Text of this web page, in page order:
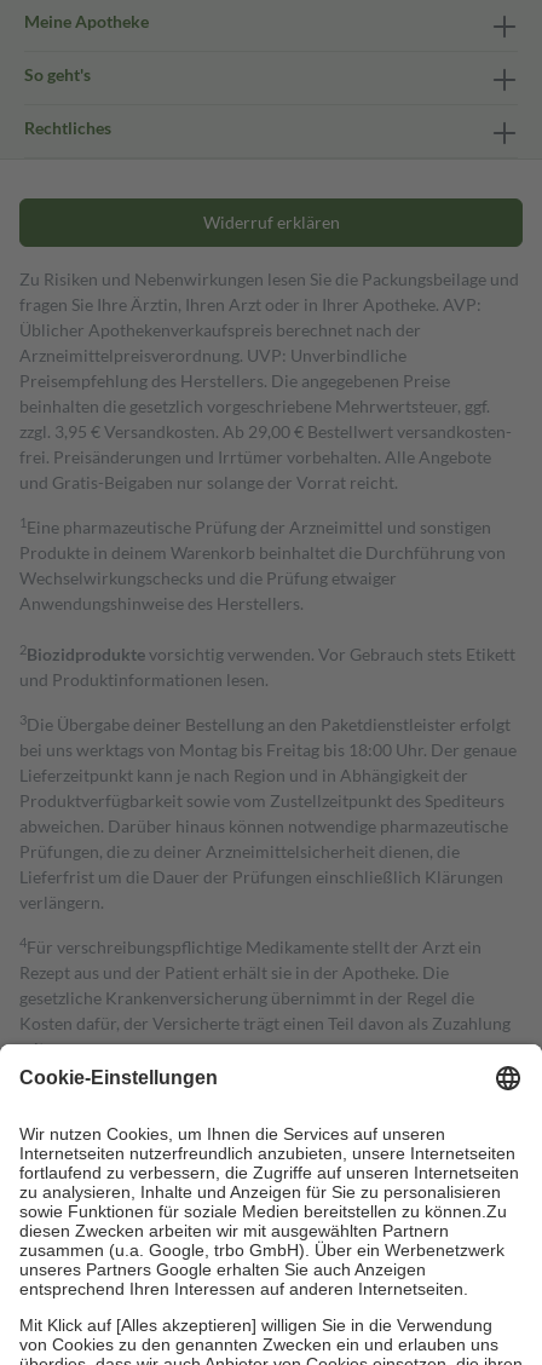
Meine Apotheke
So geht's
Rechtliches
Widerruf erklären
Zu Risiken und Nebenwirkungen lesen Sie die Packungsbeilage und
fragen Sie Ihre Ärztin, Ihren Arzt oder in Ihrer Apotheke. AVP:
Üblicher Apothekenverkaufspreis berechnet nach der
Arzneimittelpreisverordnung. UVP: Unverbindliche
Preisempfehlung des Herstellers. Die angegebenen Preise
beinhalten die gesetzlich vorgeschriebene Mehrwertsteuer, ggf.
zzgl. 3,95 € Versandkosten. Ab 29,00 € Bestell­wert versand­kosten­
frei. Preisänderungen und Irrtümer vorbehalten. Alle Angebote
und Gratis-Beigaben nur solange der Vorrat reicht.
1 Eine pharmazeutische Prüfung der Arzneimittel und sonstigen
Produkte in deinem Warenkorb beinhaltet die Durchführung von
Wechselwirkungschecks und die Prüfung etwaiger
Anwendungshinweise des Herstellers.
2Biozidproduktevorsichtig verwenden. Vor Gebrauch stets Etikett
und Produktinformationen lesen.
3Die Übergabe deiner Bestellung an den Paketdienstleister erfolgt
bei uns werktags von Montag bis Freitag bis 18:00 Uhr. Der genaue
Lieferzeitpunkt kann je nach Region und in Abhängigkeit der
Produktverfügbarkeit sowie vom Zustellzeitpunkt des Spediteurs
abweichen. Darüber hinaus können notwendige pharmazeutische
Prüfungen, die zu deiner Arzneimittelsicherheit dienen, die
Lieferfrist um die Dauer der Prüfungen einschließlich Klärungen
verlängern.
4Für verschreibungspflichtige Medikamente stellt der Arzt ein
Rezept aus und der Patient erhält sie in der Apotheke. Die
gesetzliche Krankenversicherung übernimmt in der Regel die
Kosten dafür, der Versicherte trägt einen Teil davon als Zuzahlung
mit.
Grundsätzlich leisten Mitglieder Zuzahlungen in Höhe von zehn
höchstens zehn Euro.
Es sind jedoch nie mehr als die tatsächlichen
Kosten der Leistung zu entrichten.
Diese Regeln gelten grundsätzlich auch für Online-Apotheken.
Bei Heilmitteln und häuslicher Krankenpflege beträgt die
Zuzahlung zehn Prozent der Kosten sowie zehn Euro je
Verordnung.
Um das Engagement der Versicherten für ihre eigene Gesundheit zu
stärken und die besondere Stellung der Familie zu unterstützen,
fallenkeine Zuzahlungenan bei:
• Kindern und Jugendlichen bis zum vollendeten 18. Lebensjahr